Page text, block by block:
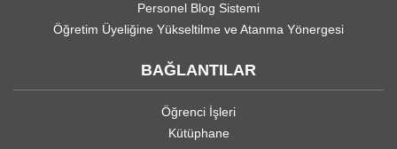
Personel Blog Sistemi
Öğretim Üyeliğine Yükseltilme ve Atanma Yönergesi
BAĞLANTILAR
Öğrenci İşleri
Kütüphane